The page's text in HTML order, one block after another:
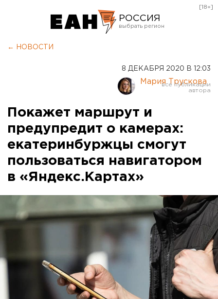
РОССИЯ
Курган
Оренбург
[18+]
← НОВОСТИ
8 ДЕКАБРЯ 2020 В 12:03
Мария Трускова
Покажет маршрут и
предупредит о камерах:
екатеринбуржцы смогут
пользоваться навигатором
в «Яндекс.Картах»